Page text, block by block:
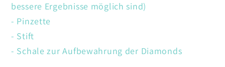
bessere Ergebnisse möglich sind)
- Pinzette
- Stift
- Schale zur Aufbewahrung der Diamonds